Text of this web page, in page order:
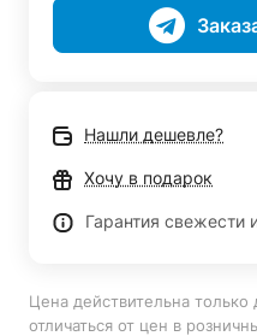
Нашли дешевле?
Хочу в подарок
Гарантия свежести
Цена действительна
отличаться от цен в